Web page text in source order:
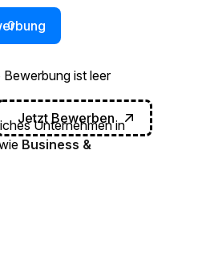
0
Bewerbung ist leer
Jetzt Bewerben
Unternehmen in
Business &